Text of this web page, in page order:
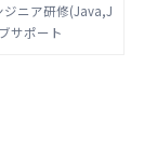
のジョブサ
が人気である理由
う。学習方法や
ニア研修(Java,J
サポート